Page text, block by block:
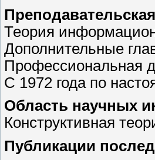
Теория
Дополнительные
Профессиональная
С 1972 года по
Область научных
Конструктивная
Публикации